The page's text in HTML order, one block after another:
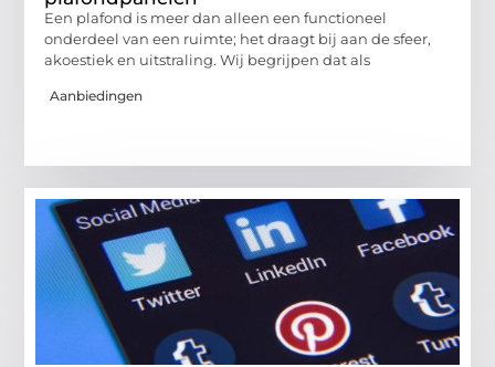
Een plafond is meer dan alleen een functioneel
onderdeel van een ruimte; het draagt bij aan de sfeer,
akoestiek en uitstraling. Wij begrijpen dat als
Aanbiedingen